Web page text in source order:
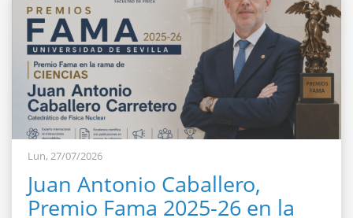
Lun, 27/07/2026
Juan Antonio Caballero,
Premio Fama 2025-26 en la